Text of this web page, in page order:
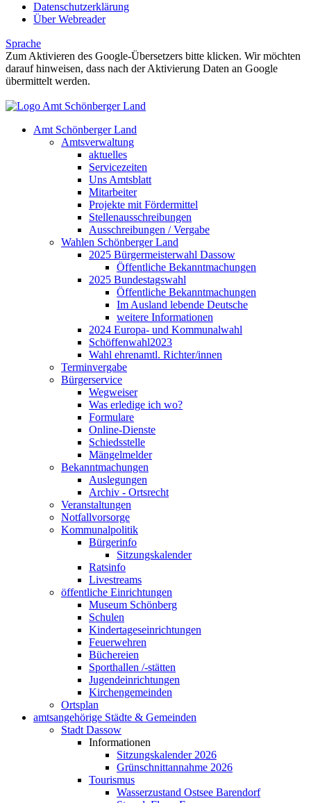
Datenschutzerklärung
Über Webreader
Sprache
Zum Aktivieren des Google-Übersetzers bitte klicken. Wir möchten
darauf hinweisen, dass nach der Aktivierung Daten an Google
übermittelt werden.
Amt Schönberger Land
Amtsverwaltung
aktuelles
Servicezeiten
Uns Amtsblatt
Mitarbeiter
Projekte mit Fördermittel
Stellenausschreibungen
Ausschreibungen / Vergabe
Wahlen Schönberger Land
2025 Bürgermeisterwahl Dassow
Öffentliche Bekanntmachungen
2025 Bundestagswahl
Öffentliche Bekanntmachungen
Im Ausland lebende Deutsche
weitere Informationen
2024 Europa- und Kommunalwahl
Schöffenwahl2023
Wahl ehrenamtl. Richter/innen
Terminvergabe
Bürgerservice
Wegweiser
Was erledige ich wo?
Formulare
Online-Dienste
Schiedsstelle
Mängelmelder
Bekanntmachungen
Auslegungen
Archiv - Ortsrecht
Veranstaltungen
Notfallvorsorge
Kommunalpolitik
Bürgerinfo
Sitzungskalender
Ratsinfo
Livestreams
öffentliche Einrichtungen
Museum Schönberg
Schulen
Kindertageseinrichtungen
Feuerwehren
Büchereien
Sporthallen /-stätten
Jugendeinrichtungen
Kirchengemeinden
Ortsplan
amtsangehörige Städte & Gemeinden
Stadt Dassow
Informationen
Sitzungskalender 2026
Grünschnittannahme 2026
Tourismus
Wasserzustand Ostsee Barendorf